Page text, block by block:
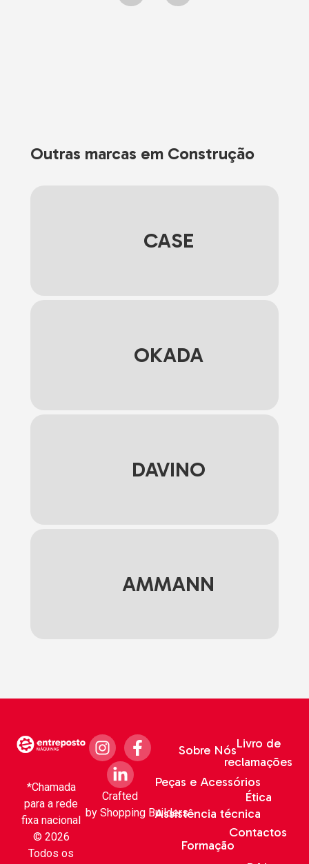
Outras marcas em Construção
CASE
OKADA
DAVINO
AMMANN
*Chamada
para a rede
fixa nacional
© 2026
Todos os
Sobre Nós
Peças e Acessórios
Assistência técnica
Formação
Livro de
reclamações
Ética
Contactos
Crafted
by Shopping Builders